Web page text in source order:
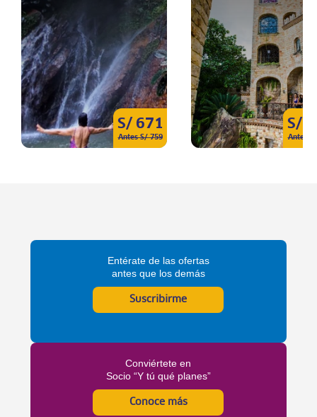
S/ 671
Antes S/ 759
S/
Antes
Entérate de las ofertas
antes que los demás
Suscribirme
Conviértete en
Socio “Y tú qué planes”
Conoce más